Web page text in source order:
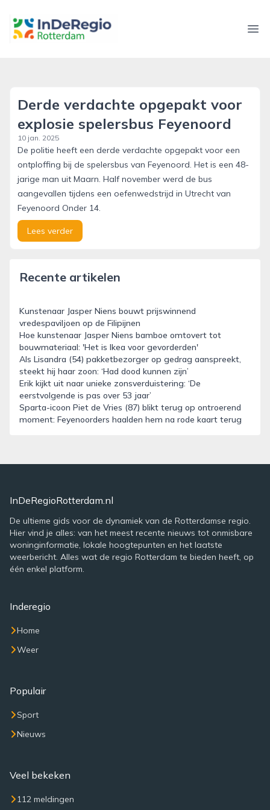
inderegiorotterdam.nl
Derde verdachte opgepakt voor
explosie spelersbus Feyenoord
10 jan. 2025
De politie heeft een derde verdachte opgepakt voor een
ontploffing bij de spelersbus van Feyenoord. Het is een 48-
jarige man uit Maarn. Half november werd de bus
aangevallen tijdens een oefenwedstrijd in Utrecht van
Feyenoord Onder 14.
Lees verder
Recente artikelen
Kunstenaar Jasper Niens bouwt prijswinnend
vredespaviljoen op de Filipijnen
Hoe kunstenaar Jasper Niens bamboe omtovert tot
bouwmateriaal: 'Het is Ikea voor gevorderden'
Als Lisandra (54) pakketbezorger op gedrag aanspreekt,
steekt hij haar zoon: ‘Had dood kunnen zijn’
Erik kijkt uit naar unieke zonsverduistering: ‘De
eerstvolgende is pas over 53 jaar’
Sparta-icoon Piet de Vries (87) blikt terug op ontroerend
moment: Feyenoorders haalden hem na rode kaart terug
InDeRegioRotterdam.nl
De ultieme gids voor de dynamiek van de Rotterdamse regio.
Hier vind je alles: van het meest recente nieuws tot onmisbare
woninginformatie, lokale hoogtepunten en het laatste
weerbericht. Alles wat de regio Rotterdam te bieden heeft, op
één enkel platform.
Inderegio
Home
Weer
Populair
Sport
Nieuws
Veel bekeken
112 meldingen